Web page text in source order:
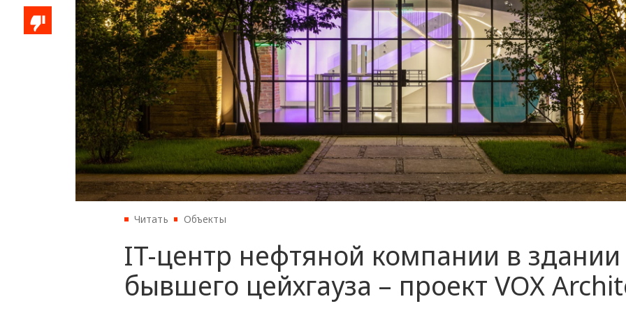
Читать Объекты
IT-центр нефтяной компании в здании
бывшего цейхгауза – проект VOX